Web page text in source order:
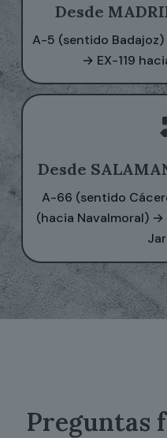
Desde
A-5 (sentido Badajoz)
→ EX-119
Desde
A-66 (sentido
(hacia Navalmoral)
Preguntas